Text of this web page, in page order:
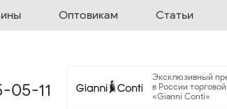
Оптовикам Статьи
05-11
Эксклюзивный
в России
«Gianni Conti»